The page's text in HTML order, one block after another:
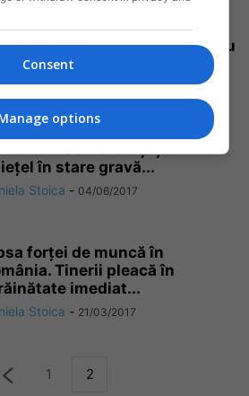
caută urgent o badantă pentru
loc de muncă la...
Stoica - 17/08/2017
– 1400 de răniți și un
în stare gravă...
Stoica - 04/06/2017
forței de muncă în
Tinerii pleacă în
imediat...
Stoica - 21/03/2017
1 2
Consent
options